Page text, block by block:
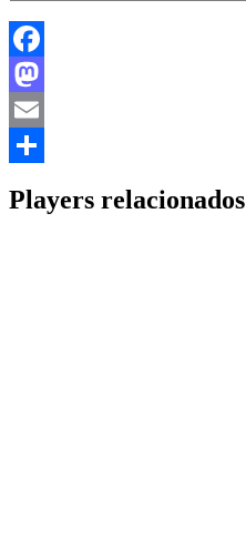
Facebook
Mastodon
Email
Players relacionados